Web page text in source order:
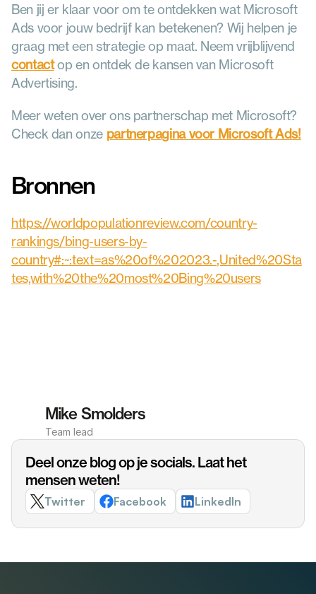
Mike Smolders
Team lead
Deel onze blog op je socials. Laat het
mensen weten!
Twitter Facebook LinkedIn
Ben jij er klaar voor om te ontdekken wat Microsoft
Ads voor jouw bedrijf kan betekenen? Wij helpen je
contact op en ontdek de kansen van Microsoft
Advertising.
Meer weten over ons partnerschap met Microsoft?
Check dan onze partnerpagina voor Microsoft Ads!
Bronnen
https://worldpopulationreview.com/country-
rankings/bing-users-by-
country#:~:text=as%20of%202023.-,United%20Sta
tes,with%20the%20most%20Bing%20users